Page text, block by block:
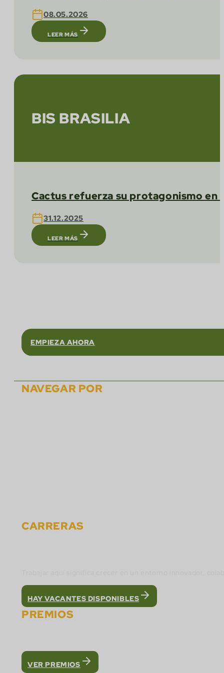
08.05.2026
LEER MÁS
BIS BRASILIA
Cactus refuerza su protagonismo en
31.12.2025
LEER MÁS
EMPIEZA AHORA
NAVEGAR POR
CARRERAS
HAY VACANTES DISPONIBLES
PREMIOS
VER PREMIOS